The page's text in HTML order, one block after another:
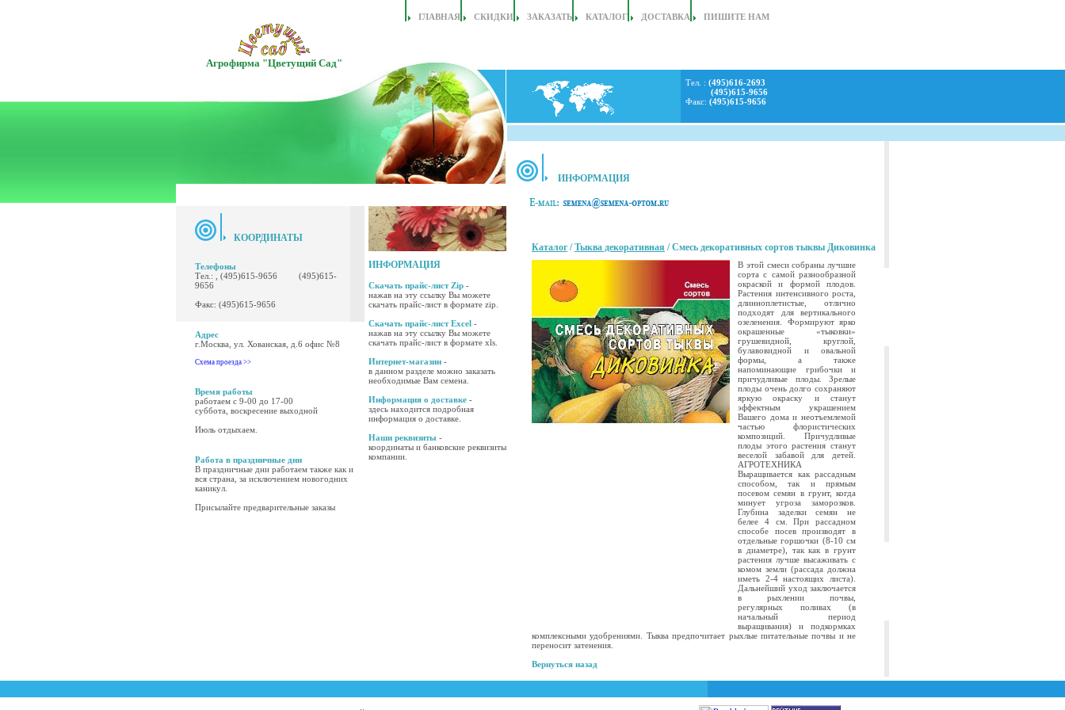
Агрофирма "Цветущий Сад"
ГЛАВНАЯ СКИДКИ ЗАКАЗАТЬ КАТАЛОГ ДОСТАВКА ПИШИТЕ НАМ
КООРДИНАТЫ
Телефоны
Тел.: , (495)615-9656 (495)615-
9656
Факс: (495)615-9656
Адрес
г.Москва, ул. Хованская, д.6 офис №8
Схема проезда >>
Время работы
работаем с 9-00 до 17-00
суббота, воскресение выходной
Июль отдыхаем.
Работа в праздничные дни
В праздничные дни работаем также как и
вся страна, за исключением новогодних
каникул.
Присылайте предварительные заказы
ИНФОРМАЦИЯ
Скачать прайс-лист Zip -
нажав на эту ссылку Вы можете
скачать прайс-лист в формате zip.
Скачать прайс-лист Excel -
нажав на эту ссылку Вы можете
скачать прайс-лист в формате xls.
Интернет-магазин -
в данном разделе можно заказать
необходимые Вам семена.
Информация о доставке -
здесь находится подробная
информация о доставке.
Наши реквизиты -
координаты и банковские реквизиты
компании.
Тел. : (495)616-2693
(495)615-9656
Факс: (495)615-9656
ИНФОРМАЦИЯ
Каталог/Тыква декоративная / Смесь декоративных сортов тыквы Диковинка
В этой смеси собраны лучшие
сорта с самой разнообразной
окраской и формой плодов.
Растения интенсивного роста,
длинноплетистые, отлично
подходят для вертикального
озеленения. Формируют ярко
окрашенные «тыковки»
грушевидной, круглой,
булавовидной и овальной
формы, а также
напоминающие грибочки и
причудливые плоды. Зрелые
плоды очень долго сохраняют
яркую окраску и станут
эффектным украшением
Вашего дома и неотъемлемой
частью флористических
композиций. Причудливые
плоды этого растения станут
веселой забавой для детей.
АГРОТЕХНИКА
Выращивается как рассадным
способом, так и прямым
посевом семян в грунт, когда
минует угроза заморозков.
Глубина заделки семян не
белее 4 см. При рассадном
способе посев производят в
отдельные горшочки (8-10 см
в диаметре), так как в грунт
растения лучше высаживать с
комом земли (рассада должна
иметь 2-4 настоящих листа).
Дальнейший уход заключается
в рыхлении почвы,
регулярных поливах (в
начальный период
выращивания) и подкормках
комплексными удобрениями. Тыква предпочитает рыхлые питательные почвы и не
переносит затенения.
Вернуться назад